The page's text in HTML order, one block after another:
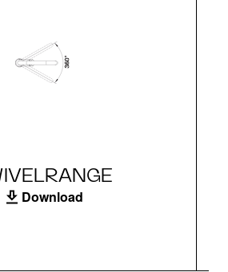
Download